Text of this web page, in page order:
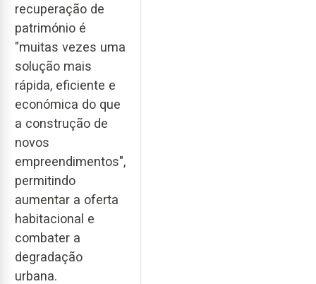
recuperação de
património é
"muitas vezes uma
solução mais
rápida, eficiente e
económica do que
a construção de
novos
empreendimentos",
permitindo
aumentar a oferta
habitacional e
combater a
degradação
urbana.